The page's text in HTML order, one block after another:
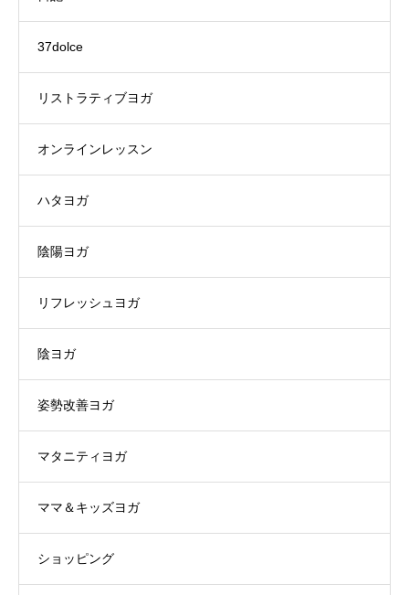
37dolce
リストラティブヨガ
オンラインレッスン
ハタヨガ
陰陽ヨガ
リフレッシュヨガ
陰ヨガ
姿勢改善ヨガ
マタニティヨガ
ママ＆キッズヨガ
ショッピング